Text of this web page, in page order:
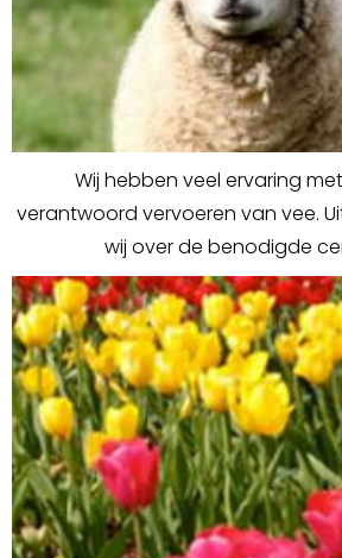
Wij hebben veel ervaring
verantwoord vervoeren van vee.
wij over de benodigde